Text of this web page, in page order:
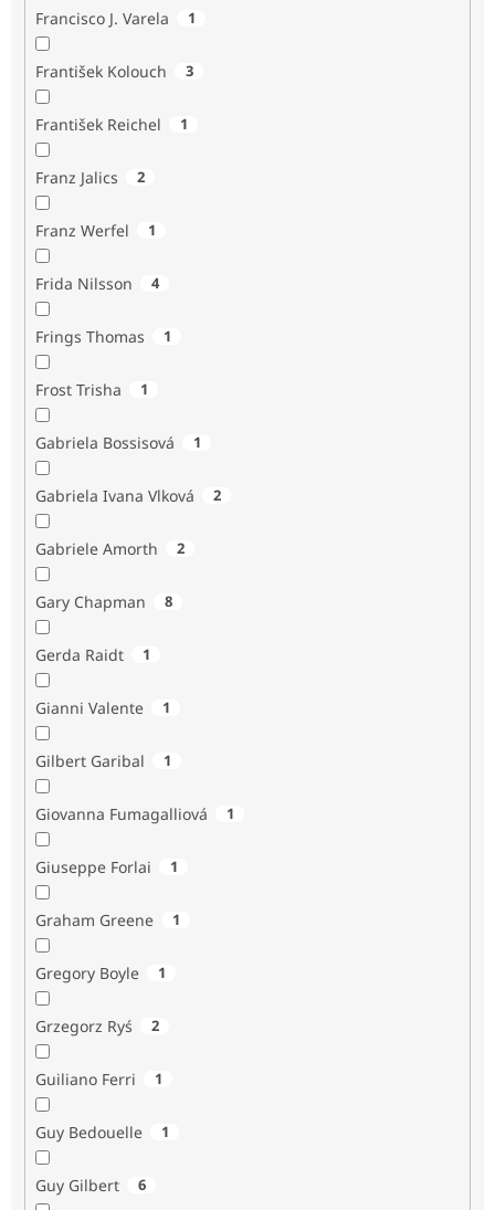
Francisco J. Varela 1
František Kolouch 3
František Reichel 1
Franz Jalics 2
Franz Werfel 1
Frida Nilsson 4
Frings Thomas 1
Frost Trisha 1
Gabriela Bossisová 1
Gabriela Ivana Vlková 2
Gabriele Amorth 2
Gary Chapman 8
Gerda Raidt 1
Gianni Valente 1
Gilbert Garibal 1
Giovanna Fumagalliová 1
Giuseppe Forlai 1
Graham Greene 1
Gregory Boyle 1
Grzegorz Ryś 2
Guiliano Ferri 1
Guy Bedouelle 1
Guy Gilbert 6